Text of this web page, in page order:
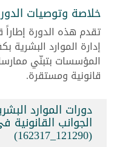
خلاصة وتوصيات
تقدم هذه الدورة إطاراً
إدارة الموارد البشرية
المؤسسات بتبنّي
قانونية ومستقرة.
دورات الموارد
الجوانب القانونية
(121290_162317)